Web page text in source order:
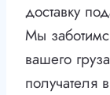
доставку
Мы
вашего
получателя